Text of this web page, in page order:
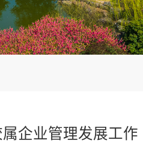
企业管理发展工作